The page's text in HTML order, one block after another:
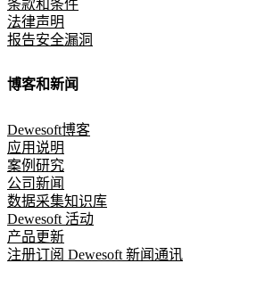
条款和条件
法律声明
报告安全漏洞
博客和新闻
Dewesoft博客
应用说明
案例研究
公司新闻
数据采集知识库
Dewesoft 活动
产品更新
注册订阅 Dewesoft 新闻通讯